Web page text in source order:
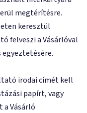
megtérítésre.
keresztül
felveszi a Vásárlóval
irodai címét kell
papírt, vagy
Vásárló